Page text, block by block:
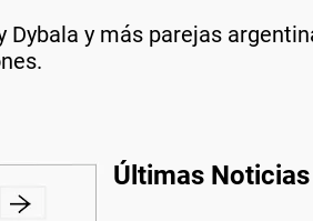
Dybala y más parejas
Últimas Noticias